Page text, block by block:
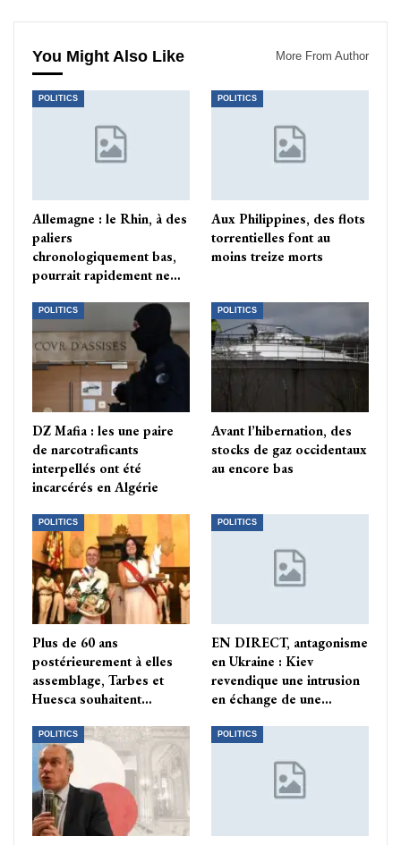
You Might Also Like More From Author
POLITICS
Allemagne : le Rhin, à des
paliers
chronologiquement bas,
pourrait rapidement ne…
POLITICS
Aux Philippines, des flots
torrentielles font au
moins treize morts
POLITICS
DZ Mafia : les une paire
de narcotraficants
interpellés ont été
incarcérés en Algérie
POLITICS
Avant l’hibernation, des
stocks de gaz occidentaux
au encore bas
POLITICS
Plus de 60 ans
postérieurement à elles
assemblage, Tarbes et
Huesca souhaitent…
POLITICS
EN DIRECT, antagonisme
en Ukraine : Kiev
revendique une intrusion
en échange de une…
POLITICS POLITICS